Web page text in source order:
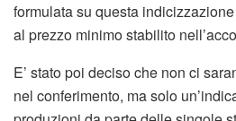
formulata su questa
al prezzo minimo stabilito
E’ stato poi deciso che non ci
nel conferimento, ma solo